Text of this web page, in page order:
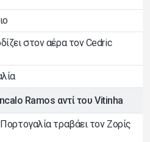
στον αέρα τον Cedric
Ramos αντί του Vitinha
τραβάει τον Ζορίς